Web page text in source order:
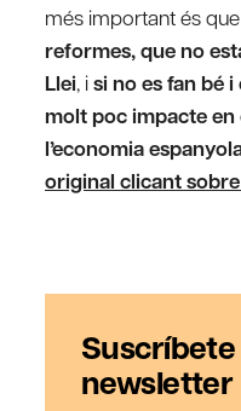
més important és
reformes, que no
Llei, isi no es fan bé
molt poc impacte
l’economia
original clicant
Suscríbete
newsletter